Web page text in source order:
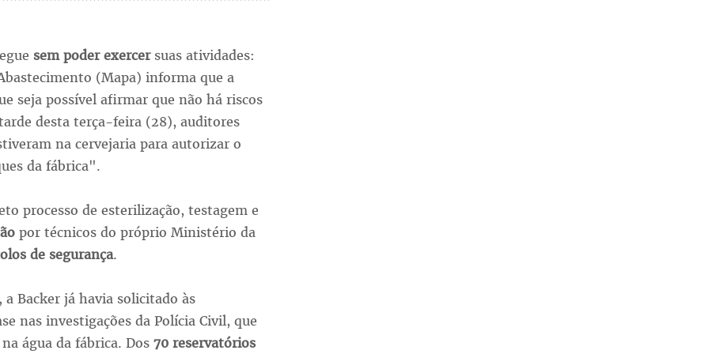
sem poder exercer suas atividades:
(Mapa) informa que a
seja possível afirmar que não há riscos
desta terça-feira (28), auditores
na cervejaria para autorizar o
da fábrica".
processo de esterilização, testagem e
por técnicos do próprio Ministério da
de segurança.
Backer já havia solicitado às
nas investigações da Polícia Civil, que
água da fábrica. Dos 70 reservatórios